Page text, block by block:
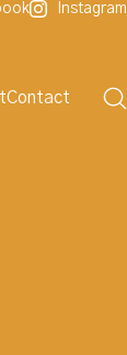
Instagram
Contact